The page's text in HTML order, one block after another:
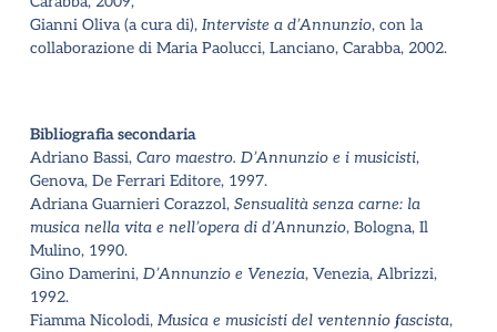
Gianni Oliva (a cura di), Interviste a d’Annunzio, con la
collaborazione di Maria Paolucci, Lanciano, Carabba, 2002.
Bibliografia secondaria
Adriano Bassi, Caro maestro. D’Annunzio e i musicisti,
Genova, De Ferrari Editore, 1997.
Adriana Guarnieri Corazzol, Sensualità senza carne: la
musica nella vita e nell’opera di d’Annunzio, Bologna, Il
Mulino, 1990.
Gino Damerini, D’Annunzio e Venezia, Venezia, Albrizzi,
1992.
Fiamma Nicolodi, Musica e musicisti del ventennio fascista,